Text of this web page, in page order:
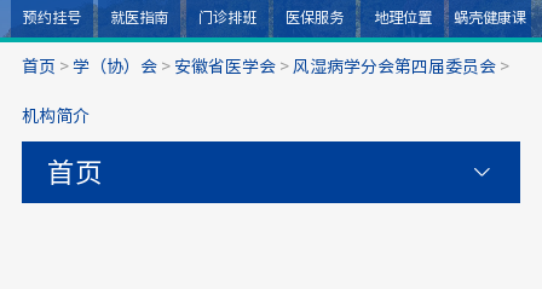
预约挂号 就医指南 门诊排班 医保服务 地理位置 蜗壳健康课
首页 > 学（协）会> 安徽省医学会> 风湿病学分会第四届委员会>
机构简介
首页